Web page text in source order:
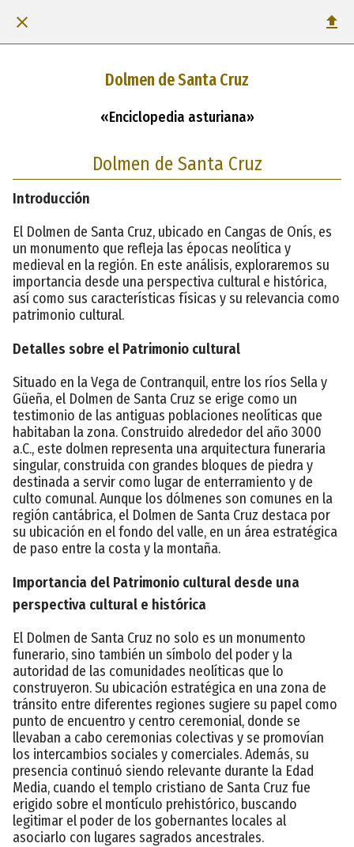
Dolmen de Santa Cruz
«Enciclopedia asturiana»
Dolmen de Santa Cruz
Introducción
El Dolmen de Santa Cruz, ubicado en Cangas de Onís, es
un monumento que refleja las épocas neolítica y
medieval en la región. En este análisis, exploraremos su
importancia desde una perspectiva cultural e histórica,
así como sus características físicas y su relevancia como
patrimonio cultural.
Detalles sobre el Patrimonio cultural
Situado en la Vega de Contranquil, entre los ríos Sella y
Güeña, el Dolmen de Santa Cruz se erige como un
testimonio de las antiguas poblaciones neolíticas que
habitaban la zona. Construido alrededor del año 3000
a.C., este dolmen representa una arquitectura funeraria
singular, construida con grandes bloques de piedra y
destinada a servir como lugar de enterramiento y de
culto comunal. Aunque los dólmenes son comunes en la
región cantábrica, el Dolmen de Santa Cruz destaca por
su ubicación en el fondo del valle, en un área estratégica
de paso entre la costa y la montaña.
Importancia del Patrimonio cultural desde una
perspectiva cultural e histórica
El Dolmen de Santa Cruz no solo es un monumento
funerario, sino también un símbolo del poder y la
autoridad de las comunidades neolíticas que lo
construyeron. Su ubicación estratégica en una zona de
tránsito entre diferentes regiones sugiere su papel como
punto de encuentro y centro ceremonial, donde se
llevaban a cabo ceremonias colectivas y se promovían
los intercambios sociales y comerciales. Además, su
presencia continuó siendo relevante durante la Edad
Media, cuando el templo cristiano de Santa Cruz fue
erigido sobre el montículo prehistórico, buscando
legitimar el poder de los gobernantes locales al
asociarlo con lugares sagrados ancestrales.